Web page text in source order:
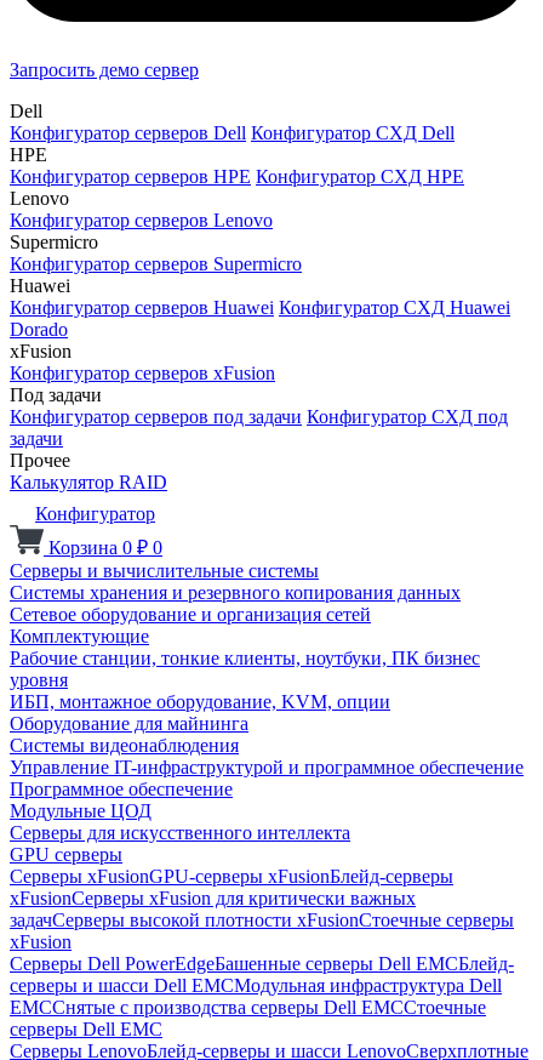
Запросить демо сервер
Dell
Конфигуратор серверов Dell Конфигуратор СХД Dell
HPE
Конфигуратор серверов HPE Конфигуратор СХД HPE
Lenovo
Конфигуратор серверов Lenovo
Supermicro
Конфигуратор серверов Supermicro
Huawei
Конфигуратор серверов Huawei Конфигуратор СХД Huawei
Dorado
xFusion
Конфигуратор серверов xFusion
Под задачи
Конфигуратор серверов под задачи Конфигуратор СХД под
задачи
Прочее
Калькулятор RAID
Конфигуратор
Корзина 0 ₽ 0
Серверы и вычислительные системы
Системы хранения и резервного копирования данных
Сетевое оборудование и организация сетей
Комплектующие
Рабочие станции, тонкие клиенты, ноутбуки, ПК бизнес
уровня
ИБП, монтажное оборудование, KVM, опции
Оборудование для майнинга
Системы видеонаблюдения
Управление IT-инфраструктурой и программное обеспечение
Программное обеспечение
Модульные ЦОД
Серверы для искусственного интеллекта
GPU серверы
Серверы xFusionGPU-серверы xFusionБлейд-серверы
xFusionСерверы xFusion для критически важных
задачСерверы высокой плотности xFusionСтоечные серверы
xFusion
Серверы Dell PowerEdgeБашенные серверы Dell EMCБлейд-
серверы и шасси Dell EMCМодульная инфраструктура Dell
EMCСнятые с производства серверы Dell EMCСтоечные
серверы Dell EMC
Серверы LenovoБлейд-серверы и шасси LenovoСверхплотные